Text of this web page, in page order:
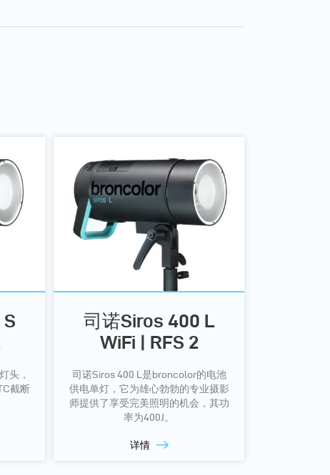
头，
截断
司诺Siros 400 L
WiFi | RFS 2
司诺Siros 400 L是broncolor的电池
供电单灯，它为雄心勃勃的专业摄影
师提供了享受完美照明的机会，其功
率为400J。
详情